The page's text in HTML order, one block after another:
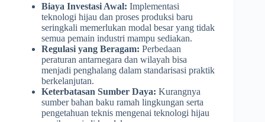
Biaya Investasi Awal: Implementasi
teknologi hijau dan proses produksi baru
seringkali memerlukan modal besar yang tidak
semua pemain industri mampu sediakan.
Regulasi yang Beragam: Perbedaan
peraturan antarnegara dan wilayah bisa
menjadi penghalang dalam standarisasi praktik
berkelanjutan.
Keterbatasan Sumber Daya: Kurangnya
sumber bahan baku ramah lingkungan serta
pengetahuan teknis mengenai teknologi hijau